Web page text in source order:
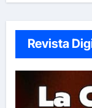
Revista